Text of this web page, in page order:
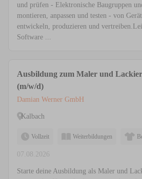
und prüfen - Elektronische Baugruppen
montieren, anpassen und testen - von
entwickeln, produzieren und
Software ...
Ausbildung zum Maler und
(m/w/d)
Damian Werner GmbH
Kalbach
Vollzeit Weiterbildungen
07.08.2026
Starte deine Ausbildung als Maler und